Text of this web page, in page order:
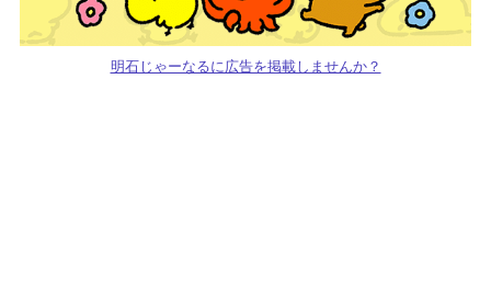
明石じゃーなるに広告を掲載しませんか？